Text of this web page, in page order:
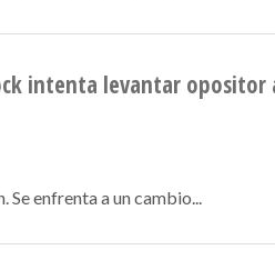
intenta levantar opositor
Se enfrenta a un cambio...